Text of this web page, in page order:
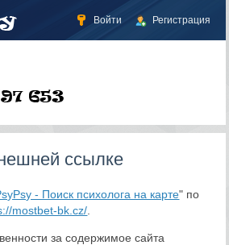
Войти Регистрация
ссылке
- Поиск психолога на карте" по
mostbet-bk.cz/
за содержимое сайта